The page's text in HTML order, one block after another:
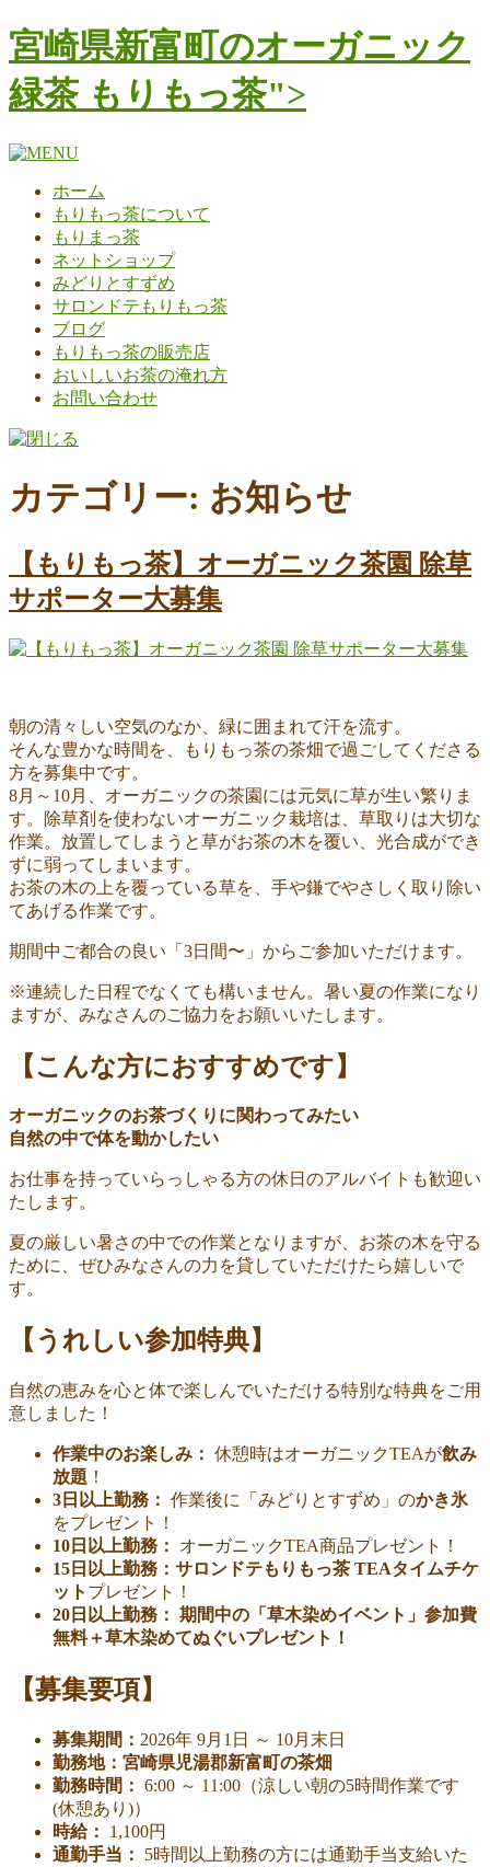
コ
ン
テ
ン
へ
宮崎県新富町のオーガニック
緑茶 もりもっ茶">
ホーム
もりもっ茶について
もりまっ茶
ネットショップ
みどりとすずめ
サロンドテもりもっ茶
ブログ
もりもっ茶の販売店
おいしいお茶の淹れ方
お問い合わせ
カテゴリー: お知らせ
【もりもっ茶】オーガニック茶園 除草
サポーター大募集
朝の清々しい空気のなか、緑に囲まれて汗を流す。
そんな豊かな時間を、もりもっ茶の茶畑で過ごしてくださる
方を募集中です。
8月～10月、オーガニックの茶園には元気に草が生い繁りま
す。除草剤を使わないオーガニック栽培は、草取りは大切な
作業。放置してしまうと草がお茶の木を覆い、光合成ができ
ずに弱ってしまいます。
お茶の木の上を覆っている草を、手や鎌でやさしく取り除い
てあげる作業です。
期間中ご都合の良い「3日間〜」からご参加いただけます。
※連続した日程でなくても構いません。暑い夏の作業になり
ますが、みなさんのご協力をお願いいたします。
【こんな方におすすめです】
オーガニックのお茶づくりに関わってみたい
自然の中で体を動かしたい
お仕事を持っていらっしゃる方の休日のアルバイトも歓迎い
たします。
夏の厳しい暑さの中での作業となりますが、お茶の木を守る
ために、ぜひみなさんの力を貸していただけたら嬉しいで
す。
【うれしい参加特典】
自然の恵みを心と体で楽しんでいただける特別な特典をご用
意しました！
作業中のお楽しみ： 休憩時はオーガニックTEAが飲み
放題 ！
3日以上勤務： 作業後に「みどりとすずめ」のかき氷
をプレゼント！
10日以上勤務：
オーガニックTEA商品プレゼント！
15日以上勤務： サロンドテもりもっ茶 TEAタイムチケ
ット プレゼント！
20日以上勤務： 期間中の「草木染めイベント」参加費
無料＋草木染めてぬぐいプレゼント！
【募集要項】
募集期間： 2026年 9月1日 ～ 10月末日
勤務地：宮崎県児湯郡新富町の茶畑
勤務時間： 6:00 ～ 11:00（涼しい朝の5時間作業です
(休憩あり)）
時給：
1,100円
通勤手当：
5時間以上勤務の方には通勤手当支給いた